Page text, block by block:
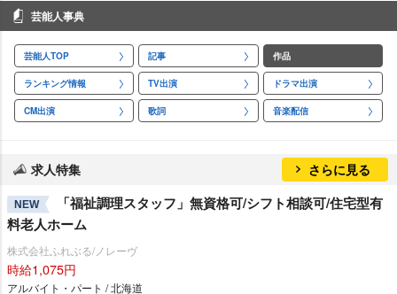
芸能人事典
芸能人TOP 記事 作品
ランキング情報 TV出演 ドラマ出演
CM出演 歌詞 音楽配信
求人特集 さらに見る
NEW
「福祉調理スタッフ」無資格可/シフト相談可/住宅型有
料老人ホーム
株式会社ふれぶる/ノレーヴ
時給1,075円
アルバイト・パート / 北海道